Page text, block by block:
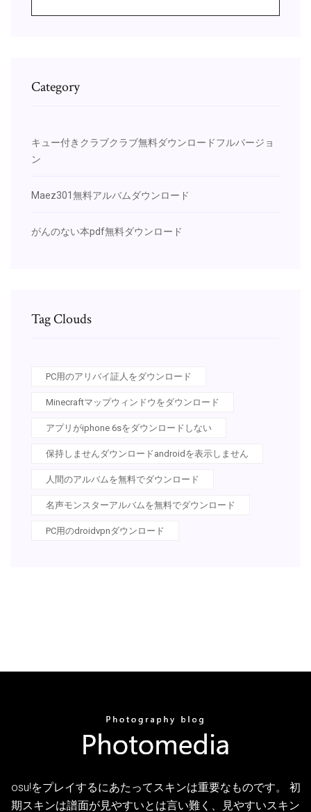
Category
キュー付きクラブクラブ無料ダウンロードフルバージョ
ン
Maez301無料アルバムダウンロード
がんのない本pdf無料ダウンロード
Tag Clouds
PC用のアリバイ証人をダウンロード
Minecraftマップウィンドウをダウンロード
アプリがiphone 6sをダウンロードしない
保持しませんダウンロードandroidを表示しません
人間のアルバムを無料でダウンロード
名声モンスターアルバムを無料でダウンロード
PC用のdroidvpnダウンロード
osu!をプレイするにあたってスキンは重要なものです。 初
期スキンは譜面が見やすいとは言い難く、見やすいスキン